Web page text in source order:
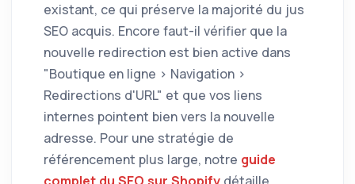
existant, ce qui préserve la majorité du jus
SEO acquis. Encore faut-il vérifier que la
nouvelle redirection est bien active dans
"Boutique en ligne > Navigation >
Redirections d'URL" et que vos liens
internes pointent bien vers la nouvelle
adresse. Pour une stratégie de
référencement plus large, notre guide